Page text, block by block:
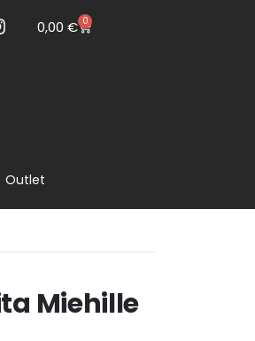
0,00 € 0
Outlet
Miehille